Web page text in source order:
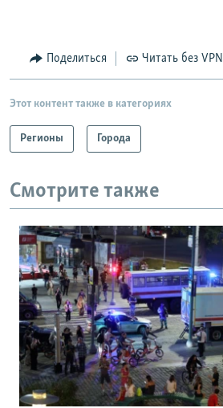
Поделиться Читать без VPN
Этот контент также в категориях
Регионы Города
Смотрите также